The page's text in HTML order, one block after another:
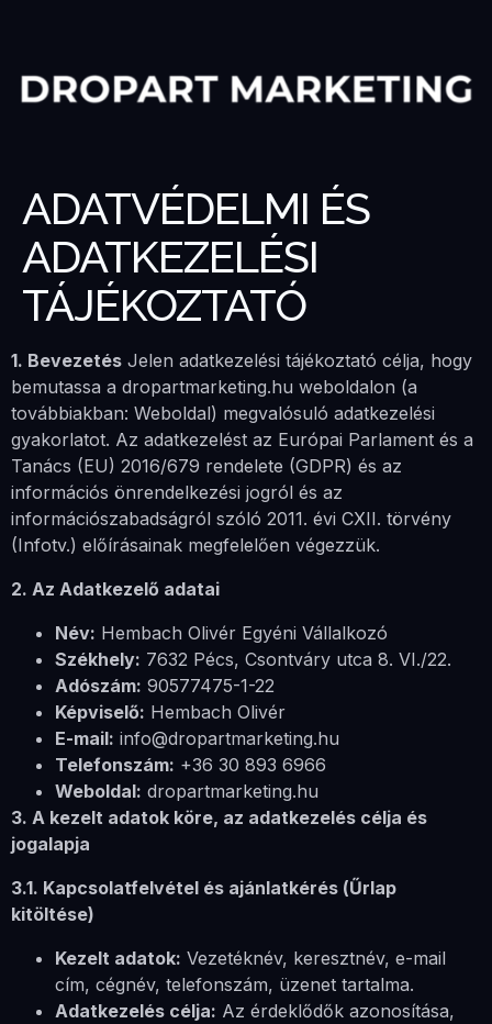
ADATVÉDELMI ÉS
ADATKEZELÉSI
TÁJÉKOZTATÓ
1. Bevezetés Jelen adatkezelési tájékoztató célja, hogy
bemutassa a dropartmarketing.hu weboldalon (a
továbbiakban: Weboldal) megvalósuló adatkezelési
gyakorlatot. Az adatkezelést az Európai Parlament és a
Tanács (EU) 2016/679 rendelete (GDPR) és az
információs önrendelkezési jogról és az
információszabadságról szóló 2011. évi CXII. törvény
(Infotv.) előírásainak megfelelően végezzük.
2. Az Adatkezelő adatai
Név: Hembach Olivér Egyéni Vállalkozó
Székhely: 7632 Pécs, Csontváry utca 8. VI./22.
Adószám: 90577475-1-22
Képviselő: Hembach Olivér
E-mail: info@dropartmarketing.hu
Telefonszám: +36 30 893 6966
Weboldal: dropartmarketing.hu
3. A kezelt adatok köre, az adatkezelés célja és
jogalapja
3.1. Kapcsolatfelvétel és ajánlatkérés (Űrlap
kitöltése)
Kezelt adatok: Vezetéknév, keresztnév, e-mail
cím, cégnév, telefonszám, üzenet tartalma.
Adatkezelés célja: Az érdeklődők azonosítása,